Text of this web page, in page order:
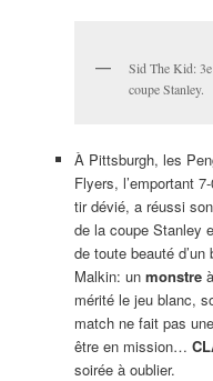
Sid The Kid: 3e
coupe Stanley.
À Pittsburgh, les
Flyers, l’emportant
tir dévié, a réussi
de la coupe Stanley
de toute beauté
Malkin: un monstre
mérité le jeu blanc,
match ne fait pas
être en mission…
soirée à oublier.